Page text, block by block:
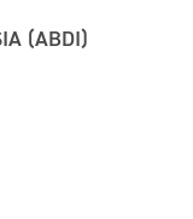
(ABDI)